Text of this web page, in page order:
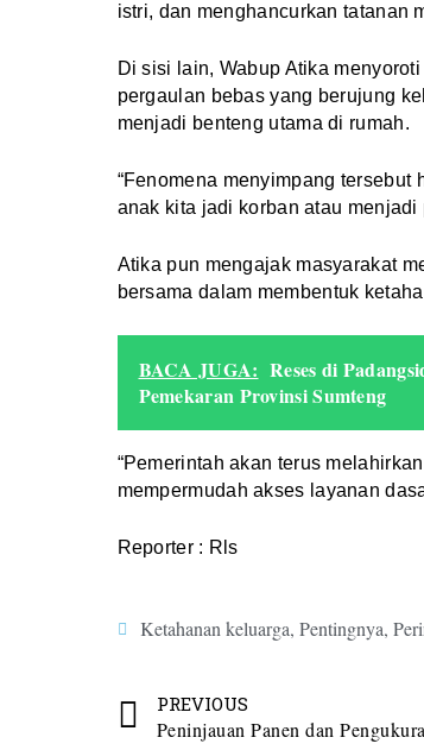
istri, dan menghancurkan tatanan
Di sisi lain, Wabup Atika
pergaulan bebas yang berujung
menjadi benteng utama di rumah.
“Fenomena menyimpang
anak kita jadi korban atau menjadi
Atika pun mengajak masyarakat
bersama dalam membentuk
BACA JUGA: Reses di
Pemekaran Provinsi Sumteng
“Pemerintah akan terus
mempermudah akses layanan
Reporter : Rls
Ketahanan keluarga, Pentingnya,
PREVIOUS